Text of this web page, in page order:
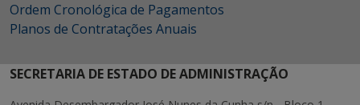
Ordem Cronológica de Pagamentos
Planos de Contratações Anuais
SECRETARIA DE ESTADO DE ADMINISTRAÇÃO